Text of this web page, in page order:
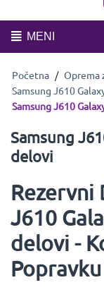
MENI
Početna / Oprema
Samsung J610
Samsung J610
Samsung
delovi
Rezervni
J610
delovi -